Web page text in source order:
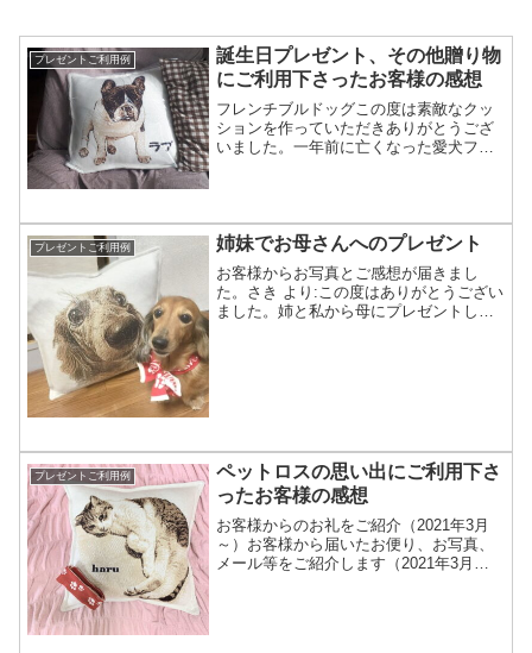
プレゼントご利用例
誕生日プレゼント、その他贈り物
にご利用下さったお客様の感想
フレンチブルドッグこの度は素敵なクッ
ションを作っていただきありがとうござ
いました。一年前に亡くなった愛犬フレ
苦しんでいる妻への最高の...
プレゼントご利用例 姉妹でお母さんへのプレゼント
お客様からお写真とご感想が届きまし
た。さき より:この度はありがとうござい
ました。姉と私から母にプレゼントしま
プレゼントご利用例
ペットロスの思い出にご利用下さ
ったお客様の感想
お客様からのお礼をご紹介（2021年3月
～）お客様から届いたお便り、お写真、
メール等をご紹介します（2021年3月